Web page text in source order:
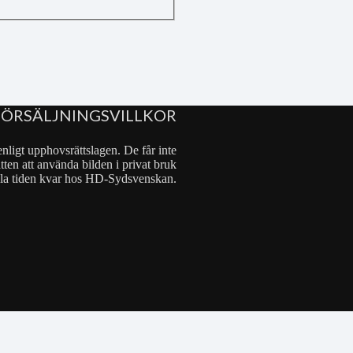
upphovsrättslagen. De får inte
att använda bilden i privat bruk
tiden kvar hos HD-Sydsvenskan.